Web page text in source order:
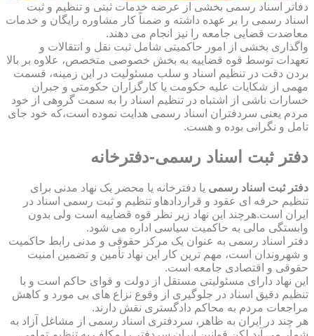
دفاتر اسناد رسمی بخشی از عرضه خدمات ثبتی و تنظیم و ثبت
اسناد رسمی را بر عهده داشته و ضمناً کار مشاوره رایگان و خدمات
معاضدت قضایی جامعه را نیز انجام می دهند.
واگذاری بخشی از امور حاکمیتی شامل ثبت نقل و انتقالات و
تعهدات توسط قوه قضاییه به بخش خصوصی متخصص، علاوه بر بالا
بردن دقت در تنظیم اسناد و سلب مسئولیت در این زمینه، قسمت
مهمی از شکایات علیه حکومت یا کارگزاران حکومتی و جبران
خسارات ناشی از اشتباه در تنظیم اسناد را به سمت گروهی از خود
مردم یعنی سردفتران اسناد رسمی هدایت نموده است،که خود جای
تامل و نگرانی بوده و هست.
دفتر ثبت اسناد رسمی-دفترخانه
دفتر ثبت اسناد رسمی یا دفترخانه یا محضر یک نهاد مدنی برای
تنظیم حرفه ای عقود و قراردادهاو تنظیم و ثبت رسمی اسناد در
ایران است.هرچند این نهاد زیر نظر قوه قضاییه است ولی بدون
وابستگی مالی به حاکمیت سیاسی اداره می شود.
دفتر اسناد رسمی به عنوان یک مرکز حقوقی و مدنی رابط حاکمیت
و شهروندان است، مهم ترین کار این نهاد تأمین و تضمین امنیت
حقوقی و اقتصادی جامعه است.
این نهاد دارای مسئولیتی مستقل از دولت و قوای حاکم است و با
تنظیم دقیق اسناد در جلوگیری از وقوع نزاع های بی مورد و کاهش
مراجعات مردم به محاکم دادگستری نقش دارند.
هر چند در ایران به ظاهر، سردفتری اسناد رسمی از مشاغل آزاد به